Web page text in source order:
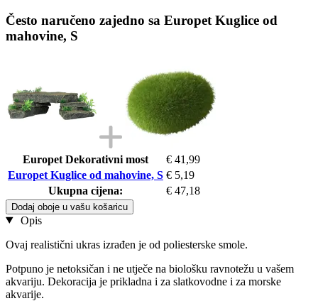
Često naručeno zajedno sa Europet Kuglice od
mahovine, S
Europet Dekorativni most
€ 41,99
Europet Kuglice od mahovine, S € 5,19
Ukupna cijena:
€ 47,18
Dodaj oboje u vašu košaricu
Opis
Ovaj realistični ukras izrađen je od poliesterske smole.
Potpuno je netoksičan i ne utječe na biološku ravnotežu u vašem
akvariju. Dekoracija je prikladna i za slatkovodne i za morske
akvarije.